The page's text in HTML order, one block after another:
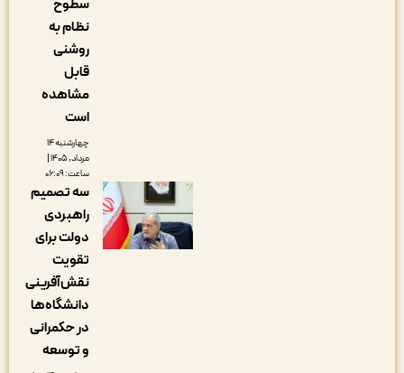
نظام به
مشاهده
چهارشنبه ۱۴
مرداد, ۱۴۰۵ |
سه تصمیم
راهبردی
دولت برای
نقش‌آفرینی
دانشگاه‌ها
در حکمرانی
و توسعه